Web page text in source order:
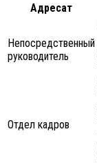
Адресат
Непосредственный
руководитель
Отдел кадров